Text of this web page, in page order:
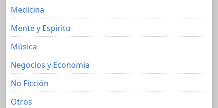
Medicina
Mente y Espíritu
Música
Negocios y Economia
No Ficción
Otros